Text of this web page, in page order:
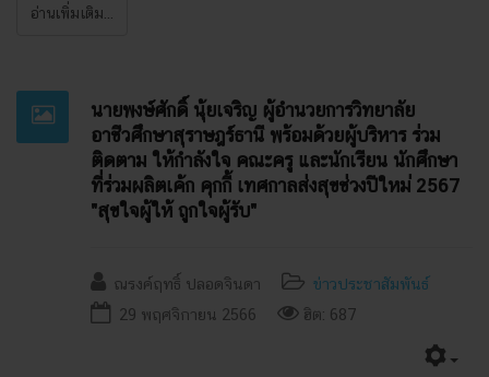
อ่านเพิ่มเติม...
นายพงษ์ศักดิ์ นุ้ยเจริญ ผู้อำนวยการวิทยาลัย
อาชีวศึกษาสุราษฎร์ธานี พร้อมด้วยผู้บริหาร ร่วม
ติดตาม ให้กำลังใจ คณะครู และนักเรียน นักศึกษา
ที่ร่วมผลิตเค้ก คุกกี้ เทศกาลส่งสุขช่วงปีใหม่ 2567
"สุขใจผู้ให้ ถูกใจผู้รับ"
ณรงค์ฤทธิ์ ปลอดจินดา
ข่าวประชาสัมพันธ์
29 พฤศจิกายน 2566
ฮิต: 687